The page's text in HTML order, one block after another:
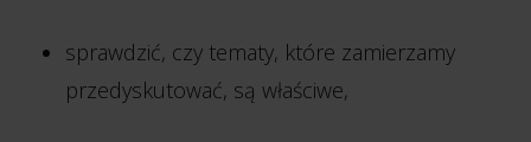
sprawdzić, czy tematy, które zamierzamy
przedyskutować, są właściwe,